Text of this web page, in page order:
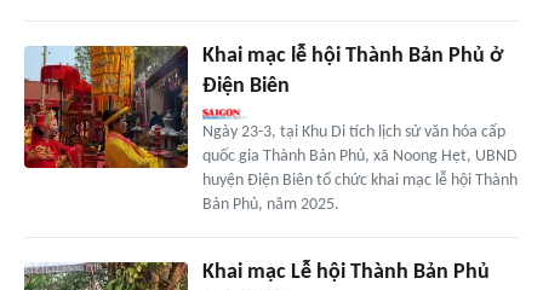
Khai mạc lễ hội Thành Bản Phủ ở
Điện Biên
Ngày 23-3, tại Khu Di tích lịch sử văn hóa cấp
quốc gia Thành Bản Phủ, xã Noong Hẹt, UBND
huyện Điện Biên tổ chức khai mạc lễ hội Thành
Bản Phủ, năm 2025.
Khai mạc Lễ hội Thành Bản Phủ